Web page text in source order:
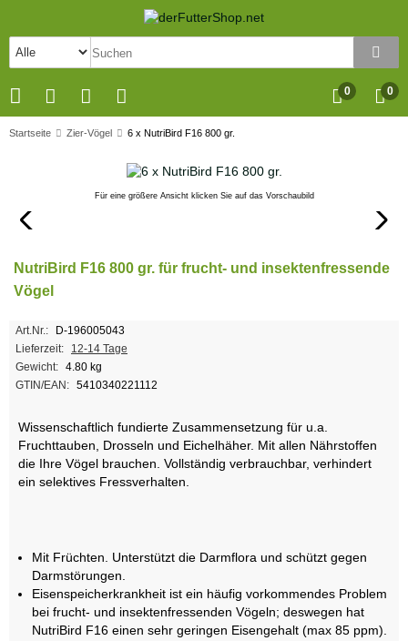
0
0
Startseite Zier-Vögel 6 x NutriBird F16 800 gr.
Für eine größere Ansicht klicken Sie auf das Vorschaubild
NutriBird F16 800 gr. für frucht- und insektenfressende
Vögel
Art.Nr.:
D-196005043
Lieferzeit:
12-14 Tage
Gewicht: 4.80 kg
GTIN/EAN: 5410340221112
Wissenschaftlich fundierte Zusammensetzung für u.a.
Fruchttauben, Drosseln und Eichelhäher. Mit allen Nährstoffen
die Ihre Vögel brauchen. Vollständig verbrauchbar, verhindert
ein selektives Fressverhalten.
Mit Früchten. Unterstützt die Darmflora und schützt gegen
Darmstörungen.
Eisenspeicherkrankheit ist ein häufig vorkommendes Problem
bei frucht- und insektenfressenden Vögeln; deswegen hat
NutriBird F16 einen sehr geringen Eisengehalt (max 85 ppm).